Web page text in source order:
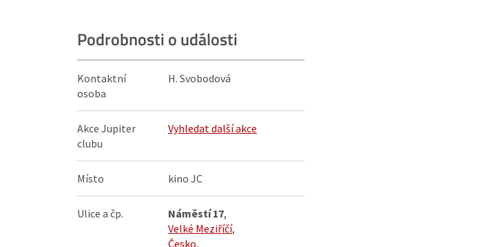
Podrobnosti o události
Kontaktní
osoba
H. Svobodová
Akce Jupiter
clubu
Vyhledat další akce
Místo kino JC
Ulice a čp. Náměstí 17,
Velké Meziříčí,
Česko,